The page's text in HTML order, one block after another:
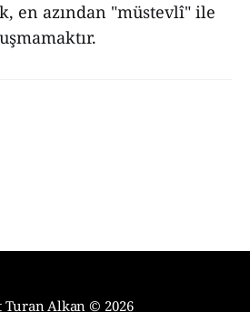
en azından "müstevlî" ile
Turan Alkan © 2026